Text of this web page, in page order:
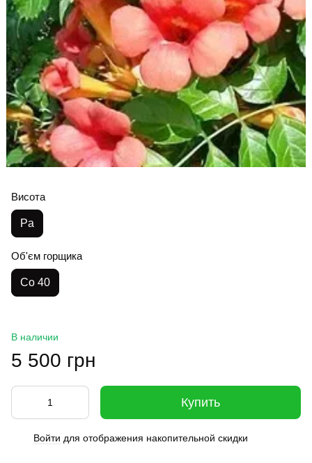
Висота
Pa
Об'єм горщика
Co 40
В наличии
5 500 грн
Купить
Войти для отображения накопительной скидки